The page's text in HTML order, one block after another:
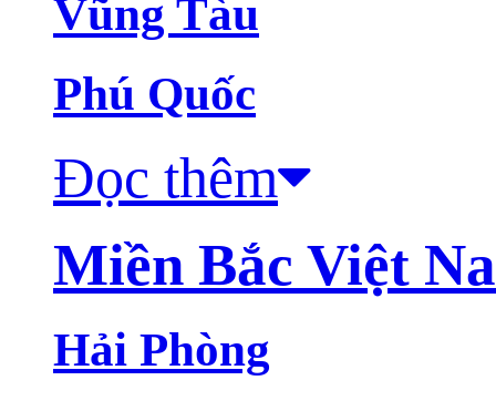
Vũng Tàu
Phú Quốc
Đọc thêm
Miền Bắc Việt
Hải Phòng